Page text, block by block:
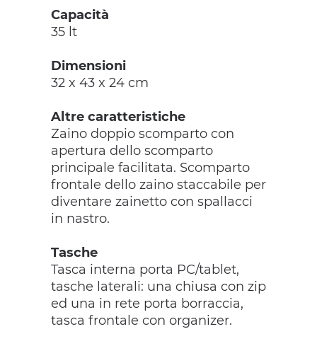
Capacità
35 lt
Dimensioni
32 x 43 x 24 cm
Altre caratteristiche
Zaino doppio scomparto con
apertura dello scomparto
principale facilitata. Scomparto
frontale dello zaino staccabile per
diventare zainetto con spallacci
in nastro.
Tasche
Tasca interna porta PC/tablet,
tasche laterali: una chiusa con zip
ed una in rete porta borraccia,
tasca frontale con organizer.